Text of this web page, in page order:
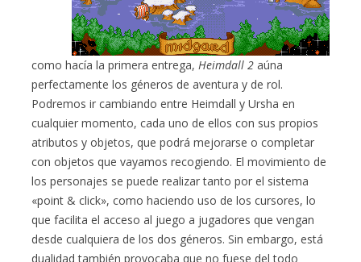
como hacía la primera entrega, Heimdall 2 aúna
perfectamente los géneros de aventura y de rol.
Podremos ir cambiando entre Heimdall y Ursha en
cualquier momento, cada uno de ellos con sus propios
atributos y objetos, que podrá mejorarse o completar
con objetos que vayamos recogiendo. El movimiento de
los personajes se puede realizar tanto por el sistema
«point & click», como haciendo uso de los cursores, lo
que facilita el acceso al juego a jugadores que vengan
desde cualquiera de los dos géneros. Sin embargo, está
dualidad también provocaba que no fuese del todo